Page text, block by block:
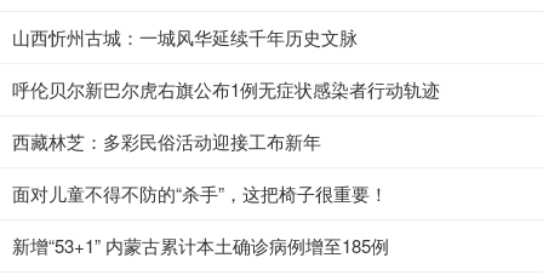
山西忻州古城：一城风华延续千年历史文脉
呼伦贝尔新巴尔虎右旗公布1例无症状感染者行动轨迹
西藏林芝：多彩民俗活动迎接工布新年
面对儿童不得不防的“杀手”，这把椅子很重要！
新增“53+1” 内蒙古累计本土确诊病例增至185例